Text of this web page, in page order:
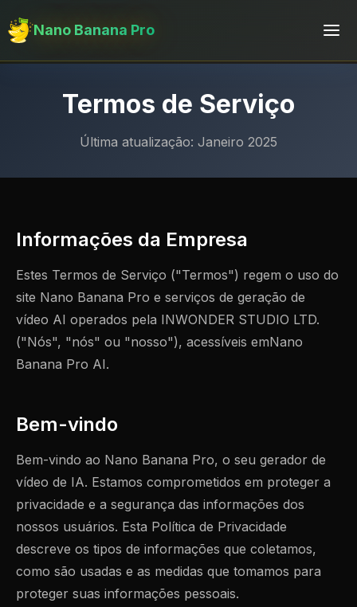
Nano Banana Pro
Termos de Serviço
Última atualização: Janeiro 2025
Informações da Empresa
Estes Termos de Serviço ("Termos") regem o uso do
site Nano Banana Pro e serviços de geração de
vídeo AI operados pela INWONDER STUDIO LTD.
("Nós", "nós" ou "nosso"), acessíveis emNano
Banana Pro AI.
Bem-vindo
Bem-vindo ao Nano Banana Pro, o seu gerador de
vídeo de IA. Estamos comprometidos em proteger a
privacidade e a segurança das informações dos
nossos usuários. Esta Política de Privacidade
descreve os tipos de informações que coletamos,
como são usadas e as medidas que tomamos para
proteger suas informações pessoais.